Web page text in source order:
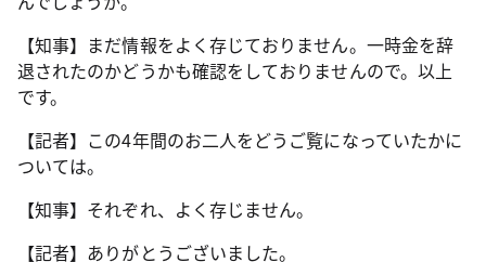
【知事】まだ情報をよく存じておりません。一時金を辞
退されたのかどうかも確認をしておりませんので。以上
です。
【記者】この4年間のお二人をどうご覧になっていたかに
ついては。
【知事】それぞれ、よく存じません。
【記者】ありがとうございました。